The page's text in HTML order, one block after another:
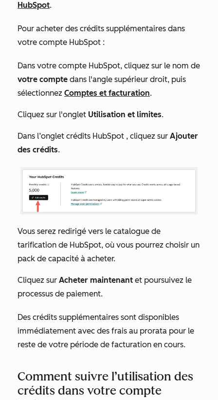
HubSpot.
Pour acheter des crédits supplémentaires dans
votre compte HubSpot :
Dans votre compte HubSpot, cliquez sur le nom de
votre compte dans l'angle supérieur droit, puis
sélectionnez Comptes et facturation.
Cliquez sur l'onglet Utilisation et limites.
Dans l’onglet crédits HubSpot , cliquez sur Ajouter
des crédits.
Vous serez redirigé vers le catalogue de
tarification de HubSpot, où vous pourrez choisir un
pack de capacité à acheter.
Cliquez sur Acheter maintenant et poursuivez le
processus de paiement.
Des crédits supplémentaires sont disponibles
immédiatement avec des frais au prorata pour le
reste de votre période de facturation en cours.
Comment suivre l’utilisation des
crédits dans votre compte